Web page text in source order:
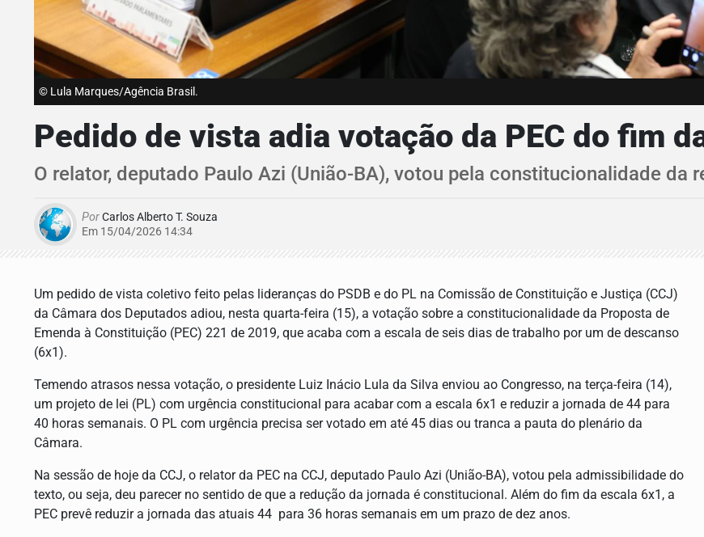
© Lula Marques/Agência Brasil.
Pedido de vista adia votação da PEC do fim
O relator, deputado Paulo Azi (União-BA), votou pela constitucionalidade da
PorCarlos Alberto T. Souza
Em 15/04/2026 14:34
Um pedido de vista coletivo feito pelas lideranças do PSDB e do PL na Comissão de Constituição e Justiça (CCJ)
da Câmara dos Deputados adiou, nesta quarta-feira (15), a votação sobre a constitucionalidade da Proposta de
Emenda à Constituição (PEC) 221 de 2019, que acaba com a escala de seis dias de trabalho por um de descanso
(6x1).
Temendo atrasos nessa votação, o presidente Luiz Inácio Lula da Silva enviou ao Congresso, na terça-feira (14),
um projeto de lei (PL) com urgência constitucional para acabar com a escala 6x1 e reduzir a jornada de 44 para
40 horas semanais. O PL com urgência precisa ser votado em até 45 dias ou tranca a pauta do plenário da
Câmara.
Na sessão de hoje da CCJ, o relator da PEC na CCJ, deputado Paulo Azi (União-BA), votou pela admissibilidade do
texto, ou seja, deu parecer no sentido de que a redução da jornada é constitucional. Além do fim da escala 6x1, a
PEC prevê reduzir a jornada das atuais 44 para 36 horas semanais em um prazo de dez anos.